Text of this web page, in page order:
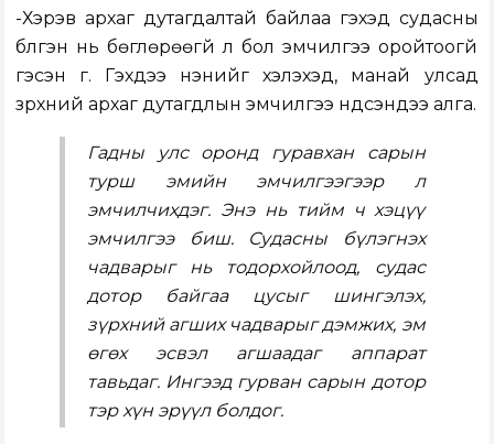
-Хэрэв архаг дутагдалтай байлаа гэхэд судасны
бүлгэн нь бөглөрөөгүй л бол эмчилгээ оройтоогүй
гэсэн үг. Гэхдээ үнэнийг хэлэхэд, манай улсад
зүрхний архаг дутагдлын эмчилгээ үндсэндээ алга.
Гадны улс оронд гуравхан сарын
турш эмийн эмчилгээгээр л
эмчилчихдэг. Энэ нь тийм ч хэцүү
эмчилгээ биш. Судасны бүлэгнэх
чадварыг нь тодорхойлоод, судас
дотор байгаа цусыг шингэлэх,
зүрхний агших чадварыг дэмжих, эм
өгөх эсвэл агшаадаг аппарат
тавьдаг. Ингээд гурван сарын дотор
тэр хүн эрүүл болдог.